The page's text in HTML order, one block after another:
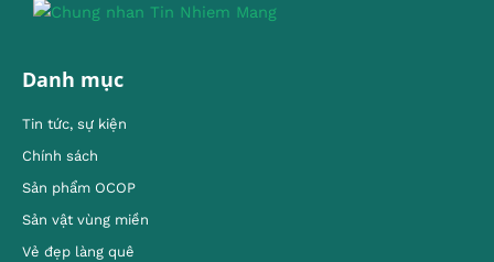
Danh mục
Tin tức, sự kiện
Chính sách
Sản phẩm OCOP
Sản vật vùng miền
Vẻ đẹp làng quê